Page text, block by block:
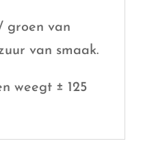
groen van
van smaak.
weegt± 125